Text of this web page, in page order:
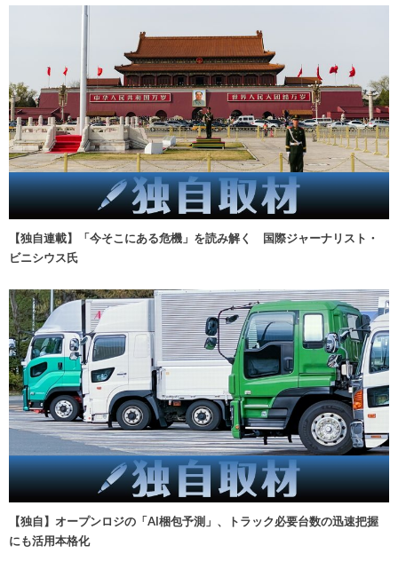
【独自連載】「今そこにある危機」を読み解く 国際ジャーナリスト・
ビニシウス氏
【独自】オープンロジの「AI梱包予測」、トラック必要台数の迅速把握
にも活用本格化